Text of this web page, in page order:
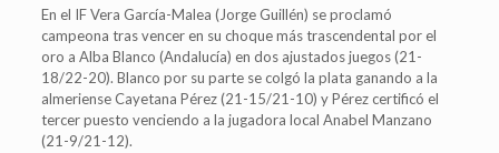
En el IF Vera García-Malea (Jorge Guillén) se proclamó
campeona tras vencer en su choque más trascendental por el
oro a Alba Blanco (Andalucía) en dos ajustados juegos (21-
18/22-20). Blanco por su parte se colgó la plata ganando a la
almeriense Cayetana Pérez (21-15/21-10) y Pérez certificó el
tercer puesto venciendo a la jugadora local Anabel Manzano
(21-9/21-12).